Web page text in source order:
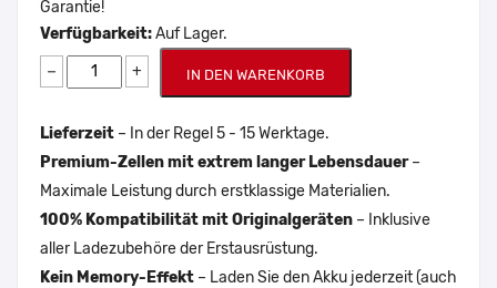
Garantie!
Verfügbarkeit:Auf Lager.
− + IN DEN WARENKORB
Lieferzeit – In der Regel 5 - 15 Werktage.
Premium-Zellen mit extrem langer Lebensdauer–
Maximale Leistung durch erstklassige Materialien.
100% Kompatibilität mit Originalgeräten – Inklusive
aller Ladezubehöre der Erstausrüstung.
Kein Memory-Effekt – Laden Sie den Akku jederzeit (auch